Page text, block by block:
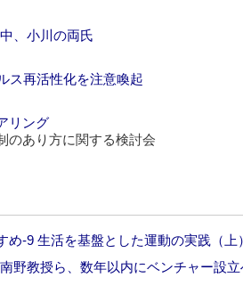
、小川の両氏
ス再活性化を注意喚起
リング
のあり方に関する検討会
‐9 生活を基盤とした運動の実践（上）
野教授ら、数年以内にベンチャー設立